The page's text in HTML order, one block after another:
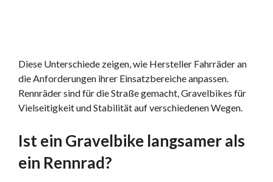
Diese Unterschiede zeigen, wie Hersteller Fahrräder an
die Anforderungen ihrer Einsatzbereiche anpassen.
Rennräder sind für die Straße gemacht, Gravelbikes für
Vielseitigkeit und Stabilität auf verschiedenen Wegen.
Ist ein Gravelbike langsamer als
ein Rennrad?